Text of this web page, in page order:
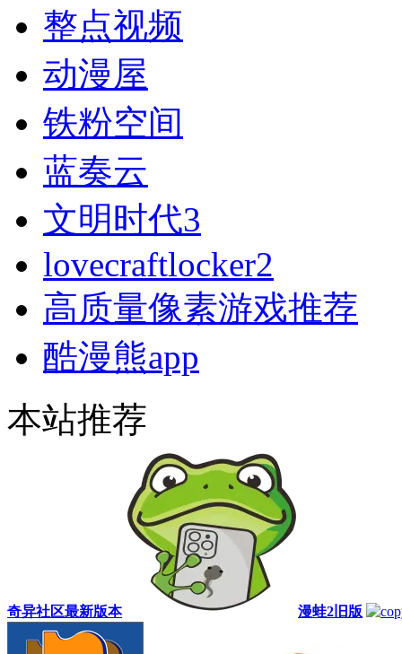
整点视频
动漫屋
铁粉空间
蓝奏云
文明时代3
lovecraftlocker2
高质量像素游戏推荐
酷漫熊app
本站推荐
奇异社区最新版本 漫蛙2旧版